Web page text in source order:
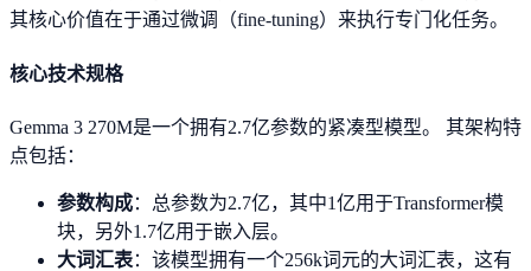
其核心价值在于通过微调（fine-tuning）来执行专门化任务。
核心技术规格
Gemma 3 270M是一个拥有2.7亿参数的紧凑型模型。 其架构特
点包括：
参数构成：总参数为2.7亿，其中1亿用于Transformer模
块，另外1.7亿用于嵌入层。
大词汇表：该模型拥有一个256k词元的大词汇表，这有